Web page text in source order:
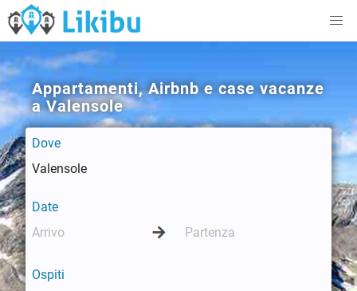
Appartamenti, Airbnb e case vacanze
a Valensole
Dove
Date
Ospiti